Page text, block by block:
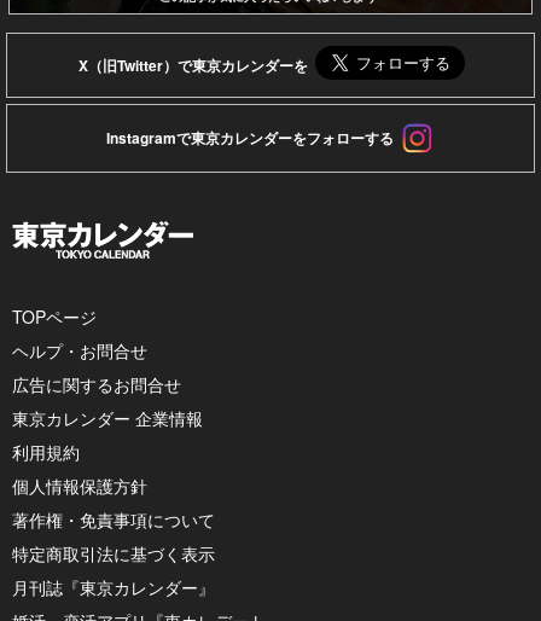
X（旧Twitter）で東京カレンダーを
Instagramで東京カレンダーをフォローする
TOPページ
ヘルプ・お問合せ
広告に関するお問合せ
東京カレンダー 企業情報
利用規約
個人情報保護方針
著作権・免責事項について
特定商取引法に基づく表示
月刊誌『東京カレンダー』